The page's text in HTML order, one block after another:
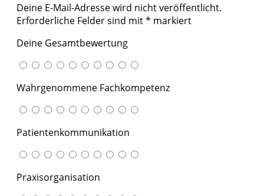
Deine E-Mail-Adresse wird nicht veröffentlicht.
Erforderliche Felder sind mit* markiert
Deine Gesamtbewertung
Wahrgenommene Fachkompetenz
Patientenkommunikation
Praxisorganisation